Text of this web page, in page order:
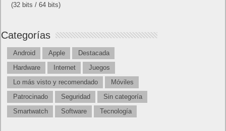
(32 bits / 64 bits)
Categorías
Android Apple
Destacada
Hardware
Internet
Juegos
Lo más visto y recomendado
Móviles
Patrocinado
Seguridad
Sin categoría
Smartwatch
Software Tecnología